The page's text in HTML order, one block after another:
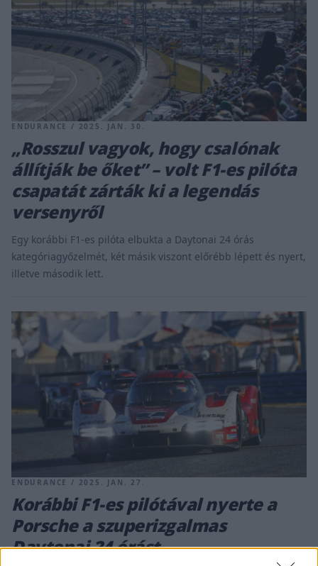
ENDURANCE / 2025. JAN. 30.
„Rosszul vagyok, hogy csalónak
állítják be őket” – volt F1-es pilóta
csapatát zárták ki a legendás
versenyről
Egy korábbi F1-es pilóta elbukta a Daytonai 24 órás
kategóriagyőzelmét, két másik viszont előrébb lépett és nyert,
illetve második lett.
ENDURANCE / 2025. JAN. 27.
Korábbi F1-es pilótával nyerte a
Porsche a szuperizgalmas
Daytonai 24 órást